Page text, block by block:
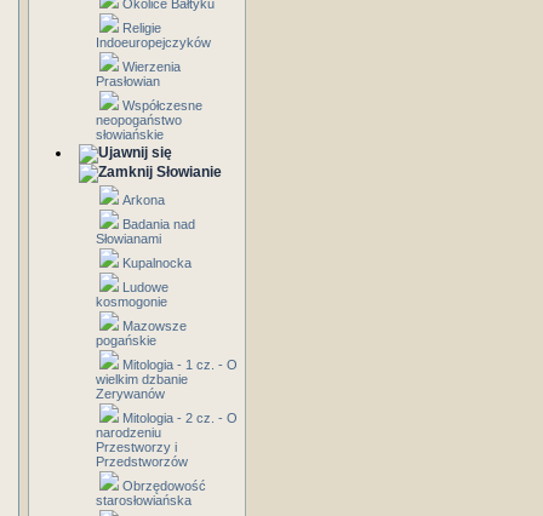
Okolice Bałtyku
Religie
Indoeuropejczyków
Wierzenia
Prasłowian
Współczesne
neopogaństwo
słowiańskie
Słowianie
Arkona
Badania nad
Słowianami
Kupalnocka
Ludowe
kosmogonie
Mazowsze
pogańskie
Mitologia - 1 cz. - O
wielkim dzbanie
Zerywanów
Mitologia - 2 cz. - O
narodzeniu
Przestworzy i
Przedstworzów
Obrzędowość
starosłowiańska